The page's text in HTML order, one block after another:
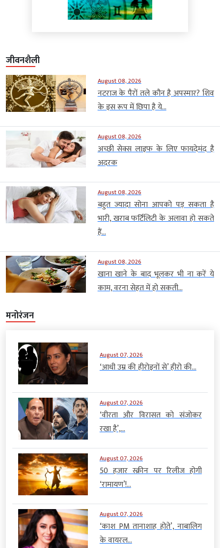
जीवनशैली
August 08, 2026
नटराज के पैरों तले कौन है अपस्मार? शिव
के इस रूप में छिपा है ये...
August 08, 2026
अच्छी सेक्स लाइफ के लिए फायदेमंद है
अदरक
August 08, 2026
बहुत ज्यादा सोना आपको पड़ सकता है
भारी, खराब फर्टिलिटी के अलावा हो सकते
हैं...
August 08, 2026
खाना खाने के बाद भूलकर भी ना करें ये
काम, वरना सेहत में हो सकती...
मनोरंजन
August 07, 2026
‘आधी उम्र की हीरोइनों से’ हीरो की...
August 07, 2026
‘वीरता और विरासत को संजोकर
रखा है’,...
August 07, 2026
50 हजार स्क्रीन पर रिलीज होगी
‘रामायण’!...
August 07, 2026
‘काश PM तानाशाह होते’, नाबालिग
के वायरल...